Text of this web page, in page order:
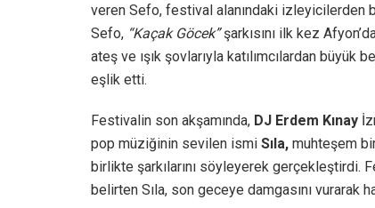
veren Sefo, festival alanındaki izleyicilerden
Sefo, “Kaçak Göcek”şarkısını ilk kez
ateş ve ışık şovlarıyla katılımcılardan büyük
eşlik etti.
Festivalin son akşamında, DJ Erdem Kınay
pop müziğinin sevilen ismi Sıla, muhteşem
birlikte şarkılarını söyleyerek gerçekleştirdi.
belirten Sıla, son geceye damgasını vurarak